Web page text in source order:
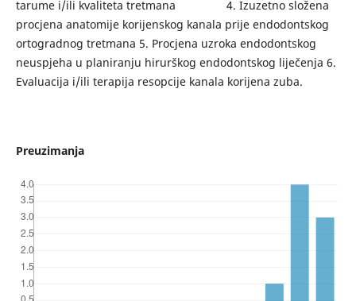
tarume i/ili kvaliteta tretmana 4. Izuzetno složena
procjena anatomije korijenskog kanala prije endodontskog
ortogradnog tretmana 5. Procjena uzroka endodontskog
neuspjeha u planiranju hirurškog endodontskog liječenja 6.
Evaluacija i/ili terapija resopcije kanala korijena zuba.
Preuzimanja